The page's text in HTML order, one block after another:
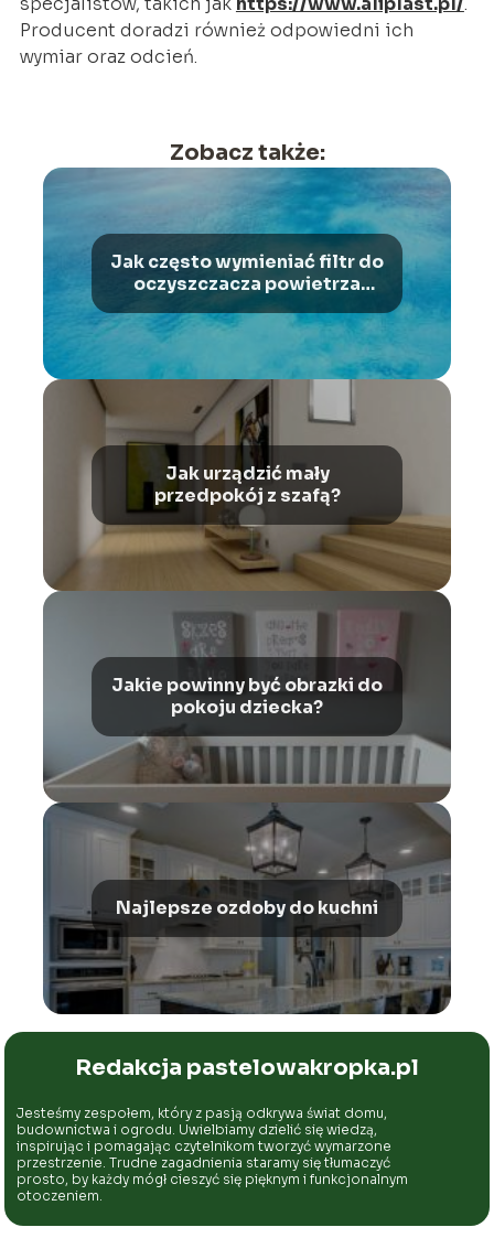
Producent doradzi również odpowiedni ich
wymiar oraz odcień.
Zobacz także:
Jak często wymieniać filtr do
oczyszczacza powietrza
Webber?
Jak urządzić mały
przedpokój z szafą?
Jakie powinny być obrazki do
pokoju dziecka?
Najlepsze ozdoby do kuchni
Redakcja pastelowakropka.pl
Jesteśmy zespołem, który z pasją odkrywa świat domu,
budownictwa i ogrodu. Uwielbiamy dzielić się wiedzą,
inspirując i pomagając czytelnikom tworzyć wymarzone
przestrzenie. Trudne zagadnienia staramy się tłumaczyć
prosto, by każdy mógł cieszyć się pięknym i funkcjonalnym
otoczeniem.